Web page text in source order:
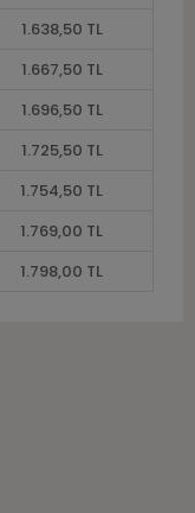
1.638,50 TL
1.667,50 TL
1.696,50 TL
1.725,50 TL
1.754,50 TL
1.769,00 TL
1.798,00 TL